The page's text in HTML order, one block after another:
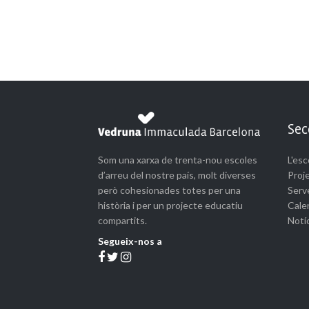
Som una xarxa de trenta-nou escoles
d’arreu del nostre país, molt diverses
però cohesionades totes per una
història i per un projecte educatiu
compartits.
Segueix-nos a